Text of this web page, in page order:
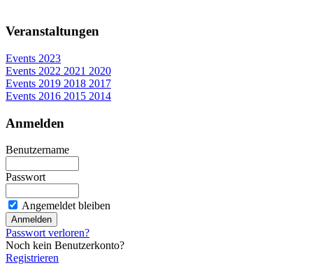
Veranstaltungen
Events 2023
Events 2022 2021 2020
Events 2019 2018 2017
Events 2016 2015 2014
Anmelden
Benutzername
Passwort
Angemeldet bleiben
Passwort verloren?
Noch kein Benutzerkonto?
Registrieren